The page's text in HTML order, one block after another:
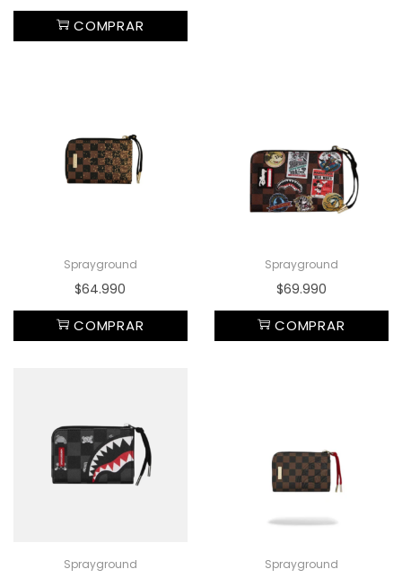
COMPRAR
Sprayground
$64.990
COMPRAR
Sprayground
$69.990
COMPRAR
Sprayground Sprayground